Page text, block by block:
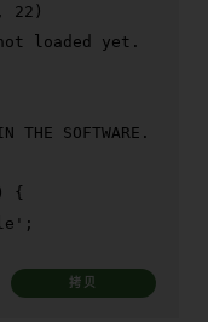
, 22)
THE SOFTWARE.
{
拷贝